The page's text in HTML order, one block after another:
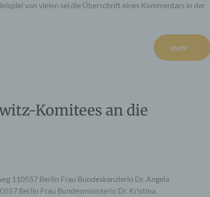
von vielen sei die Überschrift eines Kommentars in der
mehr ...
Komitees an die
110557 Berlin Frau Bundeskanzlerin Dr. Angela
Berlin Frau Bundesministerin Dr. Kristina